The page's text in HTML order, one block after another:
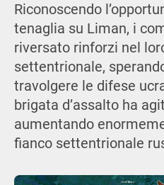
Riconoscendo
tenaglia su Liman, i
riversato rinforzi nel
settentrionale,
travolgere le difese
brigata d’assalto ha
aumentando
fianco settentrionale